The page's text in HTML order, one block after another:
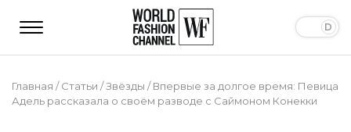
Главная /Статьи /Звёзды /Впервые за долгое время: Певица
Адель рассказала о своём разводе с Саймоном Конекки